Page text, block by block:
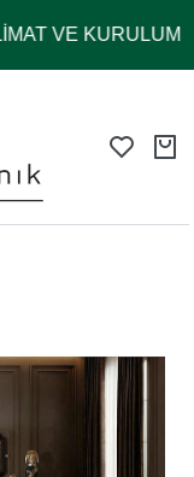
VE KURULUM